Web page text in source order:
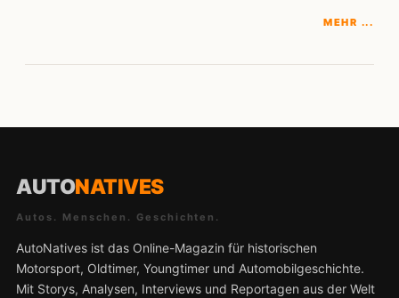
MEHR ...
AUTONATIVES
Autos. Menschen. Geschichten.
AutoNatives ist das Online-Magazin für historischen
Motorsport, Oldtimer, Youngtimer und Automobilgeschichte.
Mit Storys, Analysen, Interviews und Reportagen aus der Welt